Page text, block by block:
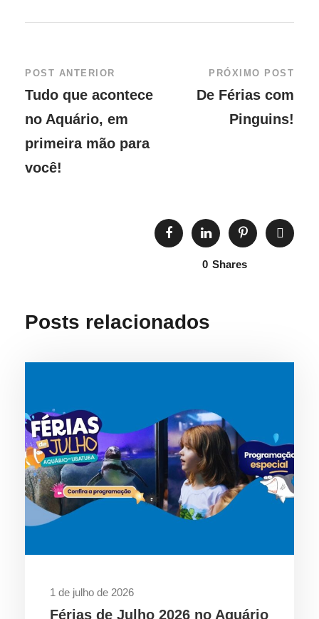
POST ANTERIOR
Tudo que acontece
no Aquário, em
primeira mão para
você!
PRÓXIMO POST
De Férias com
Pinguins!
0 Shares
Posts relacionados
1 de julho de 2026
Férias de Julho 2026 no Aquário